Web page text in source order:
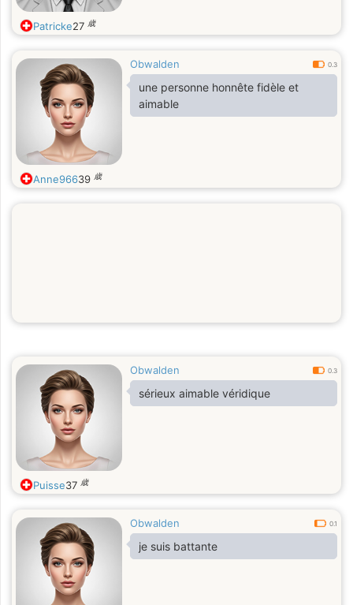
Patricke27 歳
Obwalden 0.3
une personne honnête fidèle et
aimable
Anne96639 歳
Obwalden 0.3
sérieux aimable véridique
Puisse37 歳
Obwalden 0.1
je suis battante